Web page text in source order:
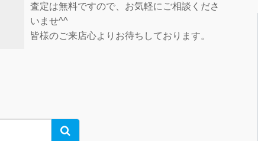
査定は無料ですので、お気軽にご相談くださ
いませ^^
皆様のご来店心よりお待ちしております。
Search